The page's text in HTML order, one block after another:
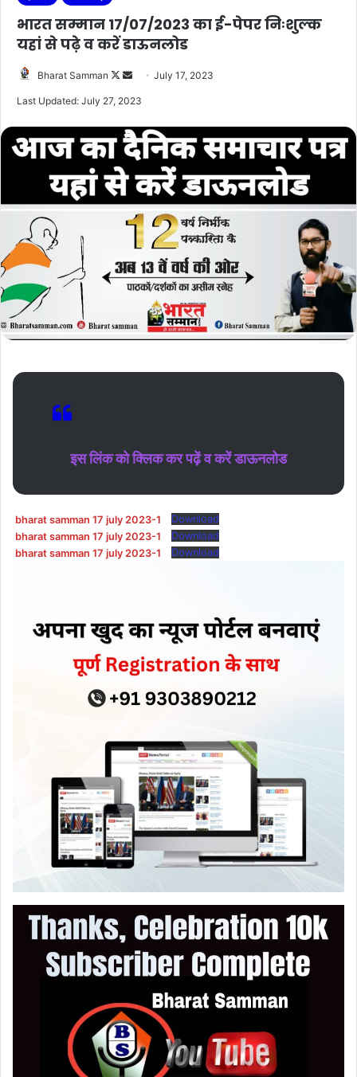
भारत सम्मान 17/07/2023 का ई-पेपर निःशुल्क
यहां से पढ़े व करें डाऊनलोड
Bharat Samman
Follow
Send July 17, 2023
Last Updated: July 27, 2023
इस लिंक को क्लिक कर पढ़ें व करें डाऊनलोड
bharat samman 17 july 2023-1
Download
bharat samman 17 july 2023-1
Download
bharat samman 17 july 2023-1
Download